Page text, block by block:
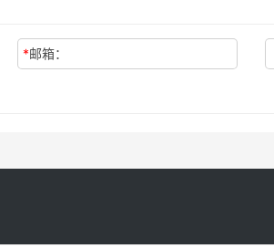
*邮箱：